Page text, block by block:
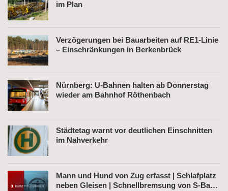
im Plan
Verzögerungen bei Bauarbeiten auf RE1-Linie
– Einschränkungen in Berkenbrück
Nürnberg: U-Bahnen halten ab Donnerstag
wieder am Bahnhof Röthenbach
Städtetag warnt vor deutlichen Einschnitten
im Nahverkehr
Mann und Hund von Zug erfasst | Schlafplatz
neben Gleisen | Schnellbremsung von S-Bahn